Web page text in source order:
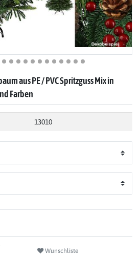
aus PE / PVC Spritzguss Mix in
Farben
13010
Wunschliste